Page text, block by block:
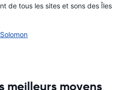
de tous les sites et sons des Îles
meilleurs moyens